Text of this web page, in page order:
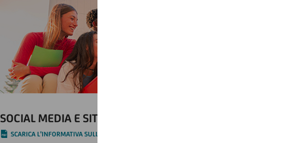
SOCIAL MEDIA E SITO WEB
SCARICA L'INFORMATIVA SULLA PRIVACY SOCIAL MEDIA - VERSIONE IN ITALIANO